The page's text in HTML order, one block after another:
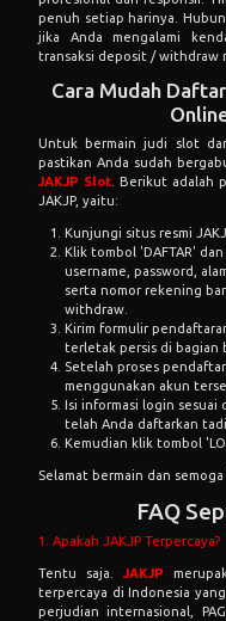
penuh setiap harinya.
jika Anda mengalami
transaksi deposit / withdraw
Cara Mudah
Untuk bermain judi slot
pastikan Anda sudah
JAKJP Slot. Berikut adalah
JAKJP, yaitu:
Kunjungi situs resmi
Klik tombol 'DAFTAR'
username, password,
serta nomor rekening
withdraw.
Kirim formulir
terletak persis di bagian
Setelah proses
menggunakan akun
Isi informasi login sesuai
telah Anda daftarkan tadi.
Kemudian klik tombol
Selamat bermain dan
FAQ
1. Apakah JAKJP Terpercaya?
Tentu saja.JAKJP
terpercaya di Indonesia
perjudian internasional,